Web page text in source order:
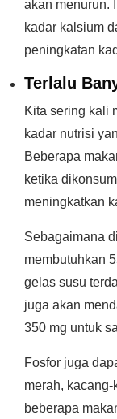
akan menurun.
kadar kalsium
peningkatan
Terlalu
Kita sering kali
kadar nutrisi
Beberapa
ketika
meningkatkan
Sebagaimana
membutuhkan
gelas susu
juga akan
350 mg untuk
Fosfor juga
merah,
beberapa